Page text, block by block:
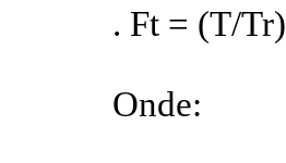
. Ft= (T/Tr)
Onde: